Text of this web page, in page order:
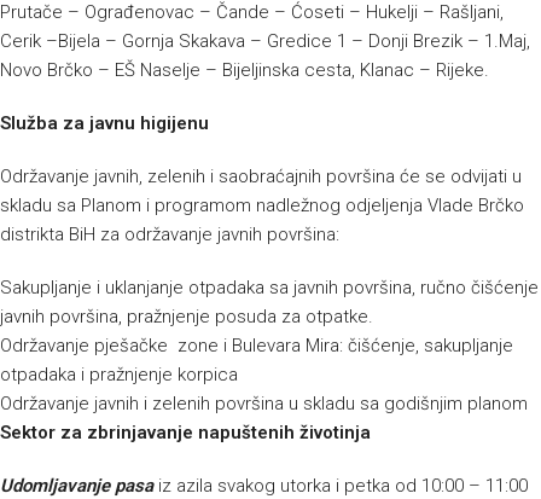
Prutače – Ograđenovac – Čande – Ćoseti – Hukelji – Rašljani,
Cerik –Bijela – Gornja Skakava – Gredice 1 – Donji Brezik – 1.Maj,
Novo Brčko – EŠ Naselje – Bijeljinska cesta, Klanac – Rijeke.
Služba za javnu higijenu
Održavanje javnih, zelenih i saobraćajnih površina će se odvijati u
skladu sa Planom i programom nadležnog odjeljenja Vlade Brčko
distrikta BiH za održavanje javnih površina:
Sakupljanje i uklanjanje otpadaka sa javnih površina, ručno čišćenje
javnih površina, pražnjenje posuda za otpatke.
Održavanje pješačke zone i Bulevara Mira: čišćenje, sakupljanje
otpadaka i pražnjenje korpica
Održavanje javnih i zelenih površina u skladu sa godišnjim planom
Sektor za zbrinjavanje napuštenih životinja
Udomljavanje pasaiz azila svakog utorka i petka od 10:00 – 11:00